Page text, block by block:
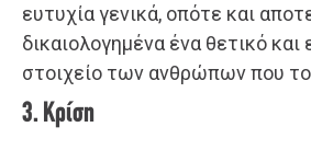
ευτυχία γενικά, οπότε και
δικαιολογημένα ένα θετικό και
στοιχείο των ανθρώπων που
3. Κρίση